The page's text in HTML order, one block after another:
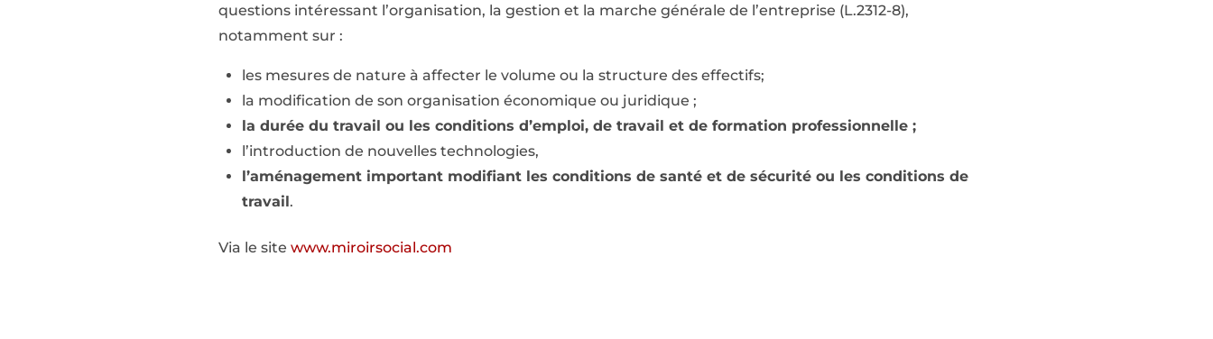
questions intéressant l’organisation, la gestion et la marche générale de l’entreprise (L.2312-8),
notamment sur :
les mesures de nature à affecter le volume ou la structure des effectifs;
la modification de son organisation économique ou juridique ;
la durée du travail ou les conditions d’emploi, de travail et de formation professionnelle ;
l’introduction de nouvelles technologies,
l’aménagement important modifiant les conditions de santé et de sécurité ou les conditions de
travail.
Via le site www.miroirsocial.com